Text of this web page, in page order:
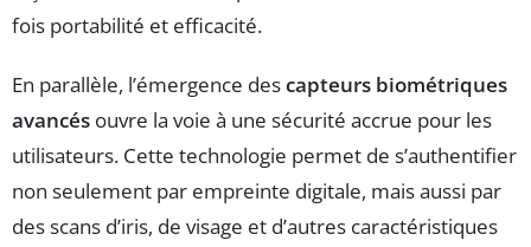
fois portabilité et efficacité.
En parallèle, l’émergence descapteurs biométriques
avancés ouvre la voie à une sécurité accrue pour les
utilisateurs. Cette technologie permet de s’authentifier
non seulement par empreinte digitale, mais aussi par
des scans d’iris, de visage et d’autres caractéristiques